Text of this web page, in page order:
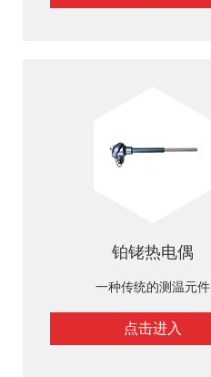
铂铑热电偶
一种传统的测温元件
点击进入